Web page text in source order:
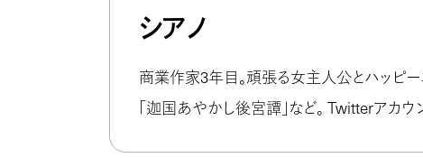
シアノ
商業作家3年目。頑張る女主人公とハッピー
「迦国あやかし後宮譚」など。 Twitterアカウ